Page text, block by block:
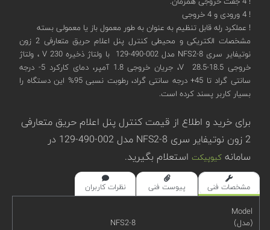
! 4 ورودی و 4 خروجی
! عملکرد رله قابل تنظیم به عنوان به طور معمول باز یا معمولی بسته
مشخصات الکتریکی و محیطی کنترل پنل اعلام حریق متعارفی 2 زون
نوتیفایر سری NFS2-8 مدل 002-490-129 با ولتاژ ذخیره 230 V ، ولتاژ
خروجی 18.5-28.5 V، جریان خروجی 1.8 آمپر، دمای کارکرد 5- درجه
سانتی گراد تا 45+ درجه سانتی گراد، رطوبت نسبی 95% این دستگاه را
بسیار کاربر پسند کرده است.
برای خرید و اطلاع از قیمت کنترل پنل اعلام حریق متعارفی
2 زون نوتیفایر سری NFS2-8 مدل 002-490-129 در
سامانهکیوپیکت استعلام بگیرید.
مشخصات فنی پیوست فنی نظرات کاربران
Model
(مدل)
NFS2-8